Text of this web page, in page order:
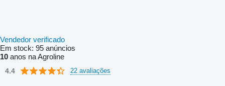
Vendedor verificado
Em stock: 95 anúncios
10 anos na Agroline
4.4 22 avaliações